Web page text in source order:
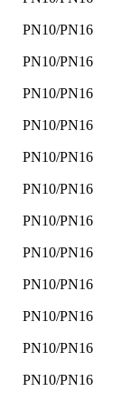
PN10/PN16
PN10/PN16
PN10/PN16
PN10/PN16
PN10/PN16
PN10/PN16
PN10/PN16
PN10/PN16
PN10/PN16
PN10/PN16
PN10/PN16
PN10/PN16